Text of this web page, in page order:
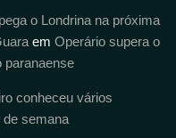
o Londrina na próxima
em Operário supera o
paranaense
conheceu vários
semana